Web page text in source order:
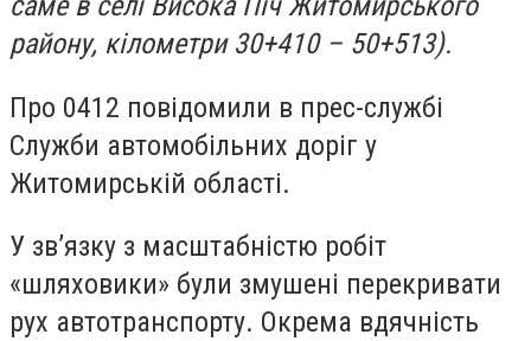
району, кілометри 30+410 – 50+513).
Про 0412 повідомили в прес-службі
Служби автомобільних доріг у
Житомирській області.
У зв’язку з масштабністю робіт
«шляховики» були змушені перекривати
рух автотранспорту. Окрема вдячність